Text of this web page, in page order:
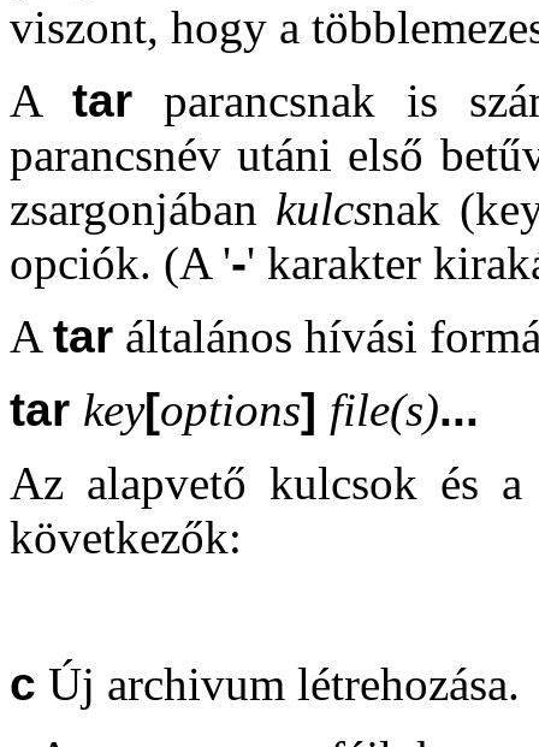
viszont, hogy a
A tarparancsnak is
parancsnév utáni első
zsargonjában kulcsnak
opciók. (A '-' karakter
A tar általános hívási
tar key[options] file(s)...
Az alapvető kulcsok és
következők:
c Új archivum létrehozása.